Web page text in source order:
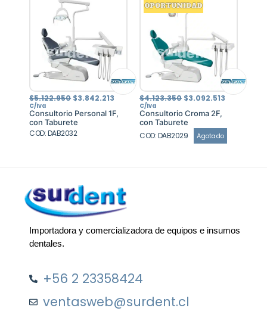
$5.122.950 El
precio
original
era:
$5.122.950.
$3.842.213
precio
actual
es:
$3.842.213.
C/Iva
Consultorio Personal 1F,
con Taburete
COD: DAB2032
$4.123.350 El
precio
original
era:
$4.123.350.
$3.092.513
C/Iva
Consultorio Croma 2F,
con Taburete
COD: DAB2029 Agotado
Importadora y comercializadora de equipos e insumos
dentales.
+56 2 23358424
ventasweb@surdent.cl